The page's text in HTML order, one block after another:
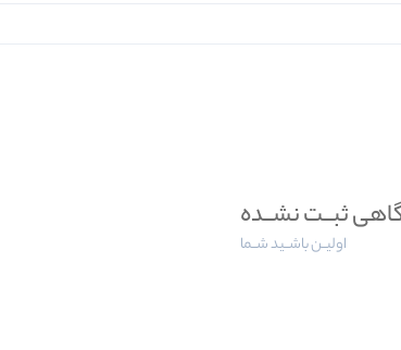
ثبــت نشــده
اولیــن باشــید شــما